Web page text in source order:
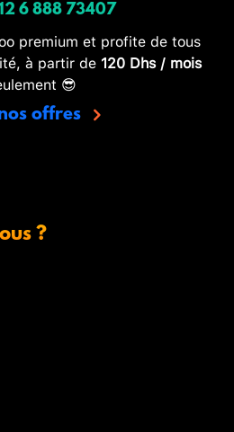
6 888 73407
premium et profite de tous
à partir de 120 Dhs / mois
😎
offres
?